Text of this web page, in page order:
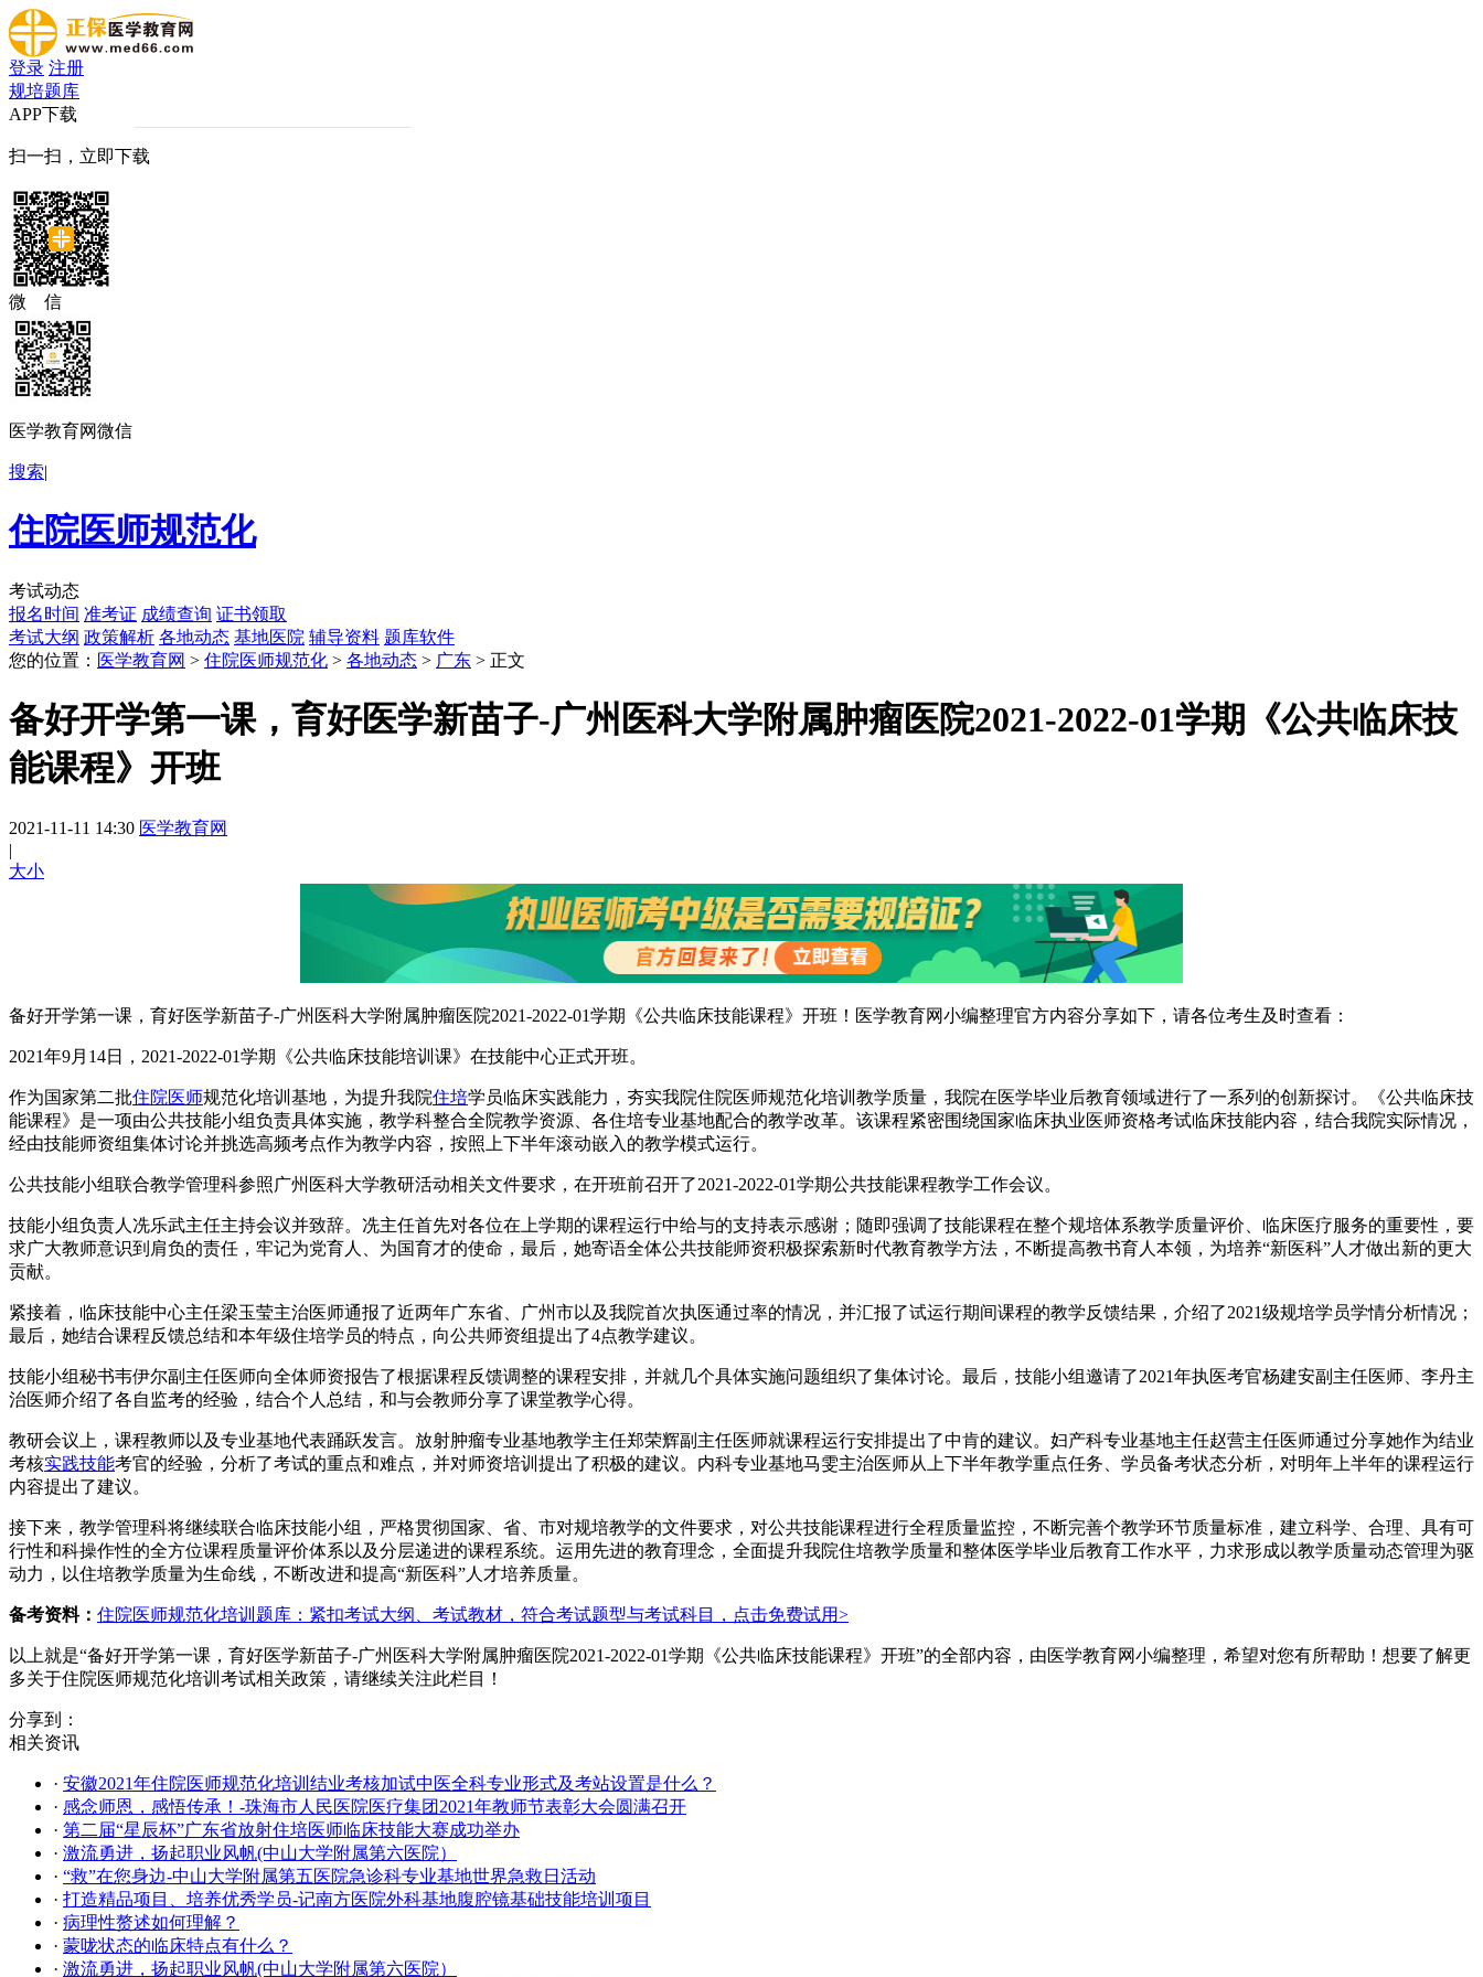
登录 注册
规培题库
APP下载
扫一扫，立即下载
微 信
医学教育网微信
搜索|
住院医师规范化
考试动态
报名时间 准考证 成绩查询 证书领取
考试大纲 政策解析 各地动态 基地医院 辅导资料 题库软件
您的位置： 医学教育网 > 住院医师规范化 > 各地动态 > 广东 > 正文
备好开学第一课，育好医学新苗子-广州医科大学附属肿瘤医院2021-2022-01学期《公共临床技
能课程》开班
2021-11-11 14:30 医学教育网
|
大小
备好开学第一课，育好医学新苗子-广州医科大学附属肿瘤医院2021-2022-01学期《公共临床技能课程》开班！医学教育网小编整理官方内容分享如下，请各位考生及时查看：
2021年9月14日，2021-2022-01学期《公共临床技能培训课》在技能中心正式开班。
作为国家第二批住院医师规范化培训基地，为提升我院住培学员临床实践能力，夯实我院住院医师规范化培训教学质量，我院在医学毕业后教育领域进行了一系列的创新探讨。《公共临床技
能课程》是一项由公共技能小组负责具体实施，教学科整合全院教学资源、各住培专业基地配合的教学改革。该课程紧密围绕国家临床执业医师资格考试临床技能内容，结合我院实际情况，
经由技能师资组集体讨论并挑选高频考点作为教学内容，按照上下半年滚动嵌入的教学模式运行。
公共技能小组联合教学管理科参照广州医科大学教研活动相关文件要求，在开班前召开了2021-2022-01学期公共技能课程教学工作会议。
技能小组负责人冼乐武主任主持会议并致辞。冼主任首先对各位在上学期的课程运行中给与的支持表示感谢；随即强调了技能课程在整个规培体系教学质量评价、临床医疗服务的重要性，要
求广大教师意识到肩负的责任，牢记为党育人、为国育才的使命，最后，她寄语全体公共技能师资积极探索新时代教育教学方法，不断提高教书育人本领，为培养“新医科”人才做出新的更大
贡献。
紧接着，临床技能中心主任梁玉莹主治医师通报了近两年广东省、广州市以及我院首次执医通过率的情况，并汇报了试运行期间课程的教学反馈结果，介绍了2021级规培学员学情分析情况；
最后，她结合课程反馈总结和本年级住培学员的特点，向公共师资组提出了4点教学建议。
技能小组秘书韦伊尔副主任医师向全体师资报告了根据课程反馈调整的课程安排，并就几个具体实施问题组织了集体讨论。最后，技能小组邀请了2021年执医考官杨建安副主任医师、李丹主
治医师介绍了各自监考的经验，结合个人总结，和与会教师分享了课堂教学心得。
教研会议上，课程教师以及专业基地代表踊跃发言。放射肿瘤专业基地教学主任郑荣辉副主任医师就课程运行安排提出了中肯的建议。妇产科专业基地主任赵营主任医师通过分享她作为结业
考核实践技能考官的经验，分析了考试的重点和难点，并对师资培训提出了积极的建议。内科专业基地马雯主治医师从上下半年教学重点任务、学员备考状态分析，对明年上半年的课程运行
内容提出了建议。
接下来，教学管理科将继续联合临床技能小组，严格贯彻国家、省、市对规培教学的文件要求，对公共技能课程进行全程质量监控，不断完善个教学环节质量标准，建立科学、合理、具有可
行性和科操作性的全方位课程质量评价体系以及分层递进的课程系统。运用先进的教育理念，全面提升我院住培教学质量和整体医学毕业后教育工作水平，力求形成以教学质量动态管理为驱
动力，以住培教学质量为生命线，不断改进和提高“新医科”人才培养质量。
备考资料： 住院医师规范化培训题库：紧扣考试大纲、考试教材，符合考试题型与考试科目，点击免费试用>
以上就是“备好开学第一课，育好医学新苗子-广州医科大学附属肿瘤医院2021-2022-01学期《公共临床技能课程》开班”的全部内容，由医学教育网小编整理，希望对您有所帮助！想要了解更
多关于住院医师规范化培训考试相关政策，请继续关注此栏目！
分享到：
相关资讯
· 安徽2021年住院医师规范化培训结业考核加试中医全科专业形式及考站设置是什么？
· 感念师恩，感悟传承！-珠海市人民医院医疗集团2021年教师节表彰大会圆满召开
· 第二届“星辰杯”广东省放射住培医师临床技能大赛成功举办
· 激流勇进，扬起职业风帆(中山大学附属第六医院）
· “救”在您身边-中山大学附属第五医院急诊科专业基地世界急救日活动
· 打造精品项目、培养优秀学员-记南方医院外科基地腹腔镜基础技能培训项目
· 病理性赘述如何理解？
· 蒙咙状态的临床特点有什么？
· 激流勇进，扬起职业风帆(中山大学附属第六医院）